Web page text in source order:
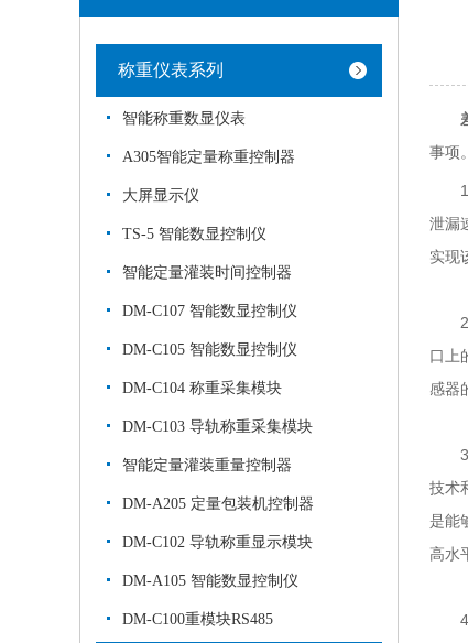
称重仪表系列
智能称重数显仪表
A305智能定量称重控制器
大屏显示仪
TS-5 智能数显控制仪
智能定量灌装时间控制器
DM-C107 智能数显控制仪
DM-C105 智能数显控制仪
DM-C104 称重采集模块
DM-C103 导轨称重采集模块
智能定量灌装重量控制器
DM-A205 定量包装机控制器
DM-C102 导轨称重显示模块
DM-A105 智能数显控制仪
DM-C100重模块RS485
事项。
1、
泄漏
实现
2、
口上
感器
3、
技术
是能
高水
4、